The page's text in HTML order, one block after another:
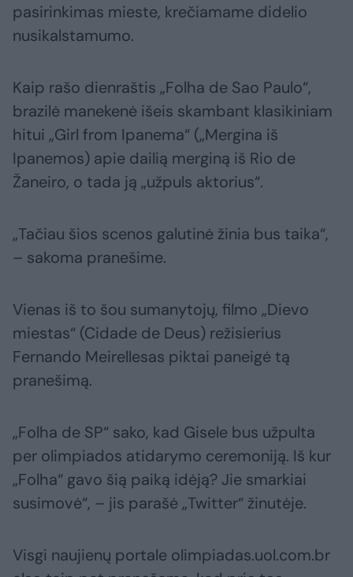
pasirinkimas mieste, krečiamame didelio
nusikalstamumo.
Kaip rašo dienraštis „Folha de Sao Paulo“,
brazilė manekenė išeis skambant klasikiniam
hitui „Girl from Ipanema“ („Mergina iš
Ipanemos) apie dailią merginą iš Rio de
Žaneiro, o tada ją „užpuls aktorius“.
„Tačiau šios scenos galutinė žinia bus taika“,
– sakoma pranešime.
Vienas iš to šou sumanytojų, filmo „Dievo
miestas“ (Cidade de Deus) režisierius
Fernando Meirellesas piktai paneigė tą
pranešimą.
„Folha de SP“ sako, kad Gisele bus užpulta
per olimpiados atidarymo ceremoniją. Iš kur
„Folha“ gavo šią paiką idėją? Jie smarkiai
susimovė“, – jis parašė „Twitter“ žinutėje.
Visgi naujienų portale olimpiadas.uol.com.br